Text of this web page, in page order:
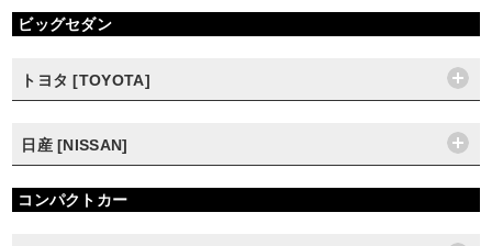
ビッグセダン
トヨタ [TOYOTA]
日産 [NISSAN]
コンパクトカー